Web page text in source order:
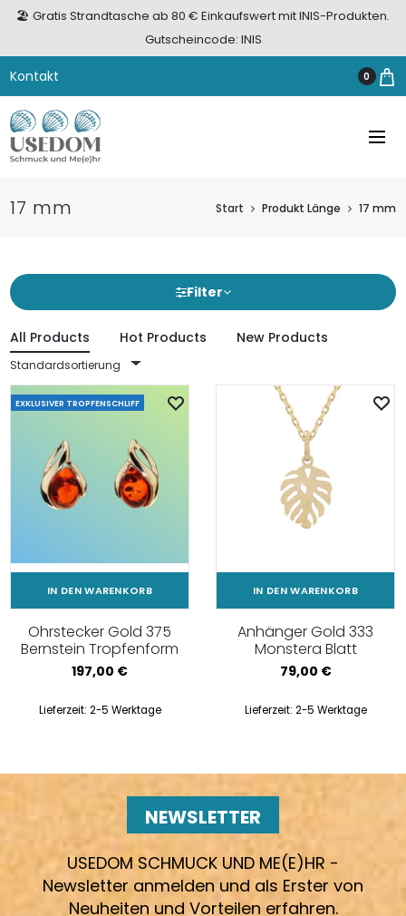
🏖️ Gratis Strandtasche ab 80 € Einkaufswert mit INIS-Produkten.
Gutscheincode: INIS
Kontakt 0
17 mm Start Produkt Länge 17 mm
Filter
All Products Hot Products New Products
Standardsortierung
EXKLUSIVER TROPFENSCHLIFF
IN DEN WARENKORB
Ohrstecker Gold 375
Bernstein Tropfenform
197,00 €
Lieferzeit: 2-5 Werktage
IN DEN WARENKORB
Anhänger Gold 333
Monstera Blatt
79,00 €
Lieferzeit: 2-5 Werktage
NEWSLETTER
USEDOM SCHMUCK UND ME(E)HR -
Newsletter anmelden und als Erster von
Neuheiten und Vorteilen erfahren.